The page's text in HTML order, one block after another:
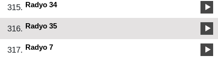
315. Radyo 34
316. Radyo 35
317. Radyo 7